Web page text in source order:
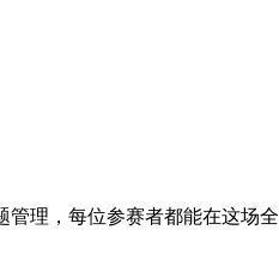
理，每位参赛者都能在这场